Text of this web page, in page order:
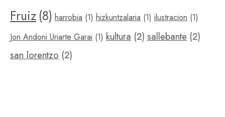
Fruiz(8) harrobia (1) hizkuntzalaria (1) ilustracion (1)
Jon Andoni Uriarte Garai (1) kultura (2) sallebante (2)
san lorentzo (2)